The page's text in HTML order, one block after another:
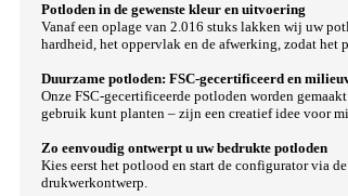
Potloden in de gewenste kleur en uitvoering
Vanaf een oplage van 2.016 stuks lakken wij uw
hardheid, het oppervlak en de afwerking, zodat
Duurzame potloden: FSC-gecertificeerd en
Onze FSC-gecertificeerde potloden worden
gebruik kunt planten – zijn een creatief idee voor
Zo eenvoudig ontwerpt u uw bedrukte potloden
Kies eerst het potlood en start de configurator via
drukwerkontwerp.